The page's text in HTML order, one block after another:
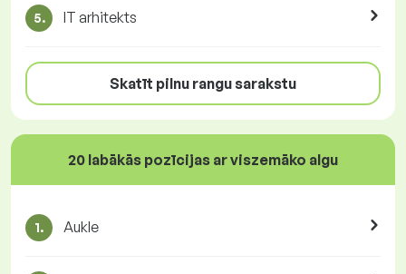
5. IT arhitekts
Skatīt pilnu rangu sarakstu
20 labākās pozīcijas ar viszemāko algu
1. Aukle